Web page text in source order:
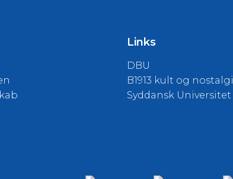
Links
DBU
B1913 kult og nostalgi
Syddansk Universitet